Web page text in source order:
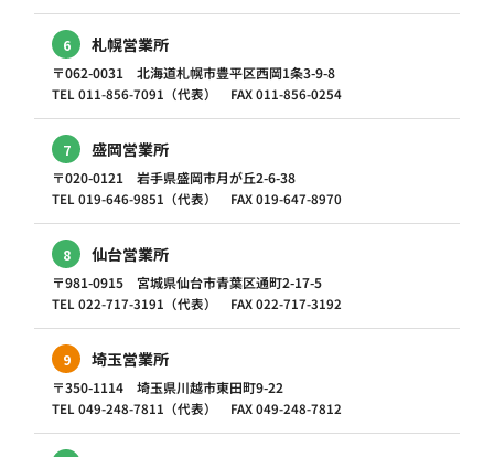
6 札幌営業所
〒062-0031 北海道札幌市豊平区西岡1条3-9-8
TEL 011-856-7091（代表） FAX 011-856-0254
7 盛岡営業所
〒020-0121 岩手県盛岡市月が丘2-6-38
TEL 019-646-9851（代表） FAX 019-647-8970
8 仙台営業所
〒981-0915 宮城県仙台市青葉区通町2-17-5
TEL 022-717-3191（代表） FAX 022-717-3192
9 埼玉営業所
〒350-1114 埼玉県川越市東田町9-22
TEL 049-248-7811（代表） FAX 049-248-7812